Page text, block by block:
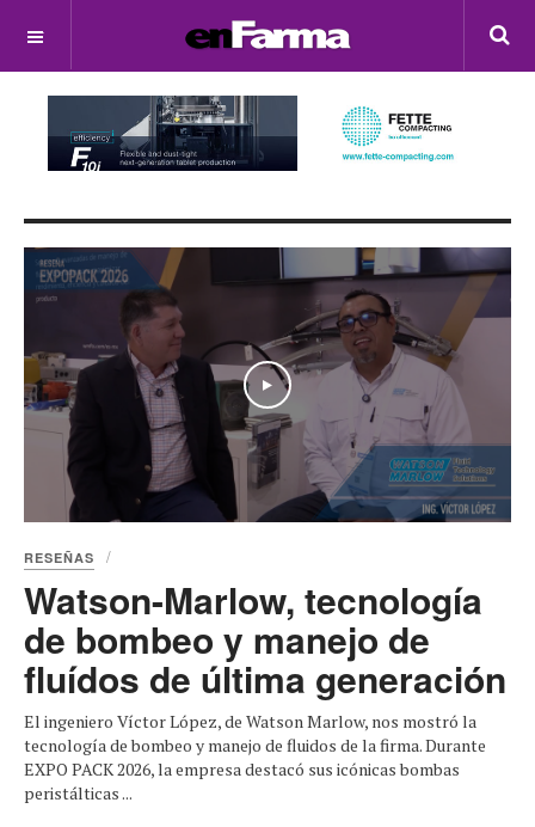
OFF CANVAS
Play
RESEÑAS
Watson-Marlow, tecnología
de bombeo y manejo de
fluídos de última generación
El ingeniero Víctor López, de Watson Marlow, nos mostró la
tecnología de bombeo y manejo de fluidos de la firma. Durante
EXPO PACK 2026, la empresa destacó sus icónicas bombas
peristálticas ...